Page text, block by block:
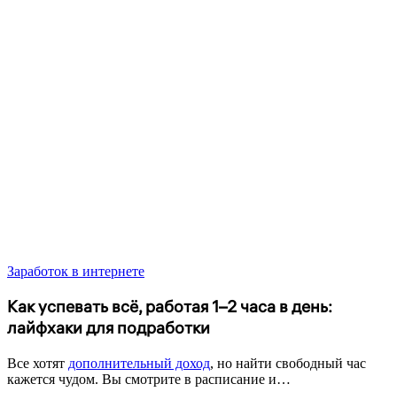
Заработок в интернете
Как успевать всё, работая 1–2 часа в день:
лайфхаки для подработки
Все хотят дополнительный доход, но найти свободный час
кажется чудом. Вы смотрите в расписание и…